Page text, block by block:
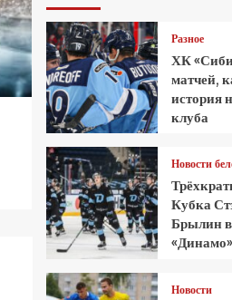
Разное
ХК
матчей,
история
клуба
Новости
Кубка
Брылин
«Динамо»
Новости